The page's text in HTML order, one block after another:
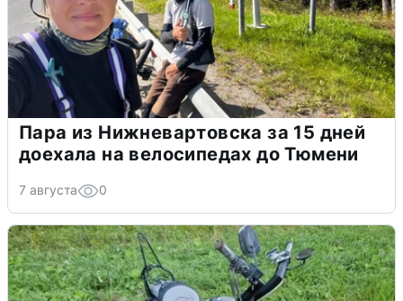
Пара из Нижневартовска за 15 дней
доехала на велосипедах до Тюмени
7 августа 0